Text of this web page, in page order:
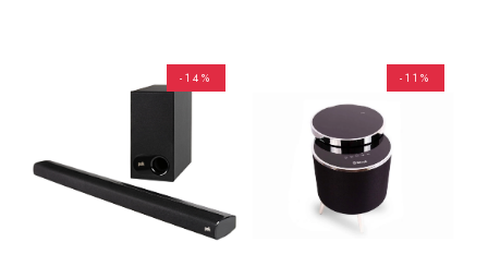
-14% -11%